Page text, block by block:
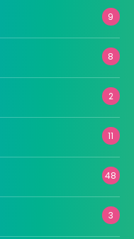
9
8
2
11
48
3